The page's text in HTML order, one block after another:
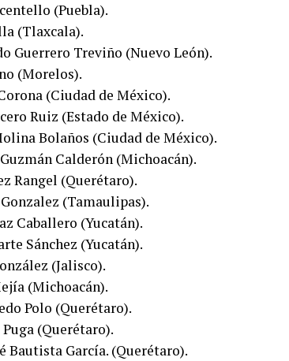
(Puebla).
(Tlaxcala).
Guerrero Treviño (Nuevo León).
(Morelos).
(Ciudad de México).
Ruiz (Estado de México).
Bolaños (Ciudad de México).
Calderón (Michoacán).
Rangel (Querétaro).
(Tamaulipas).
Caballero (Yucatán).
Sánchez (Yucatán).
(Jalisco).
(Michoacán).
Polo (Querétaro).
(Querétaro).
Bautista García. (Querétaro).